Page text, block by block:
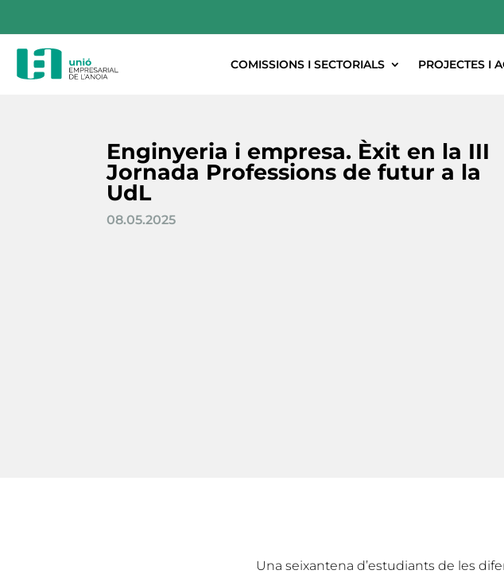
COMISSIONS I SECTORIALS PROJECTES I
Enginyeria i empresa. Èxit en la III
Jornada Professions de futur a la
UdL
08.05.2025
Una seixantena d’estudiants de les